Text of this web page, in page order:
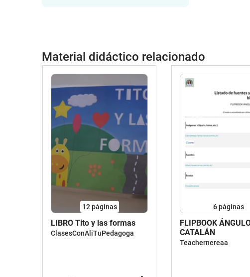
Material didáctico relacionado
12páginas
LIBRO Tito y las formas
ClasesConAliTuPedagoga
6páginas
FLIPBOOK
CATALÁN
Teachernereaa